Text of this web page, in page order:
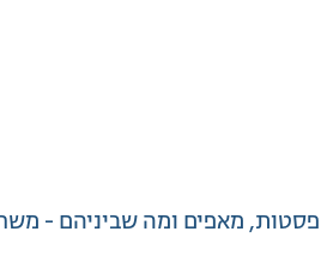
פסטות, מאפים ומה שביניהם -